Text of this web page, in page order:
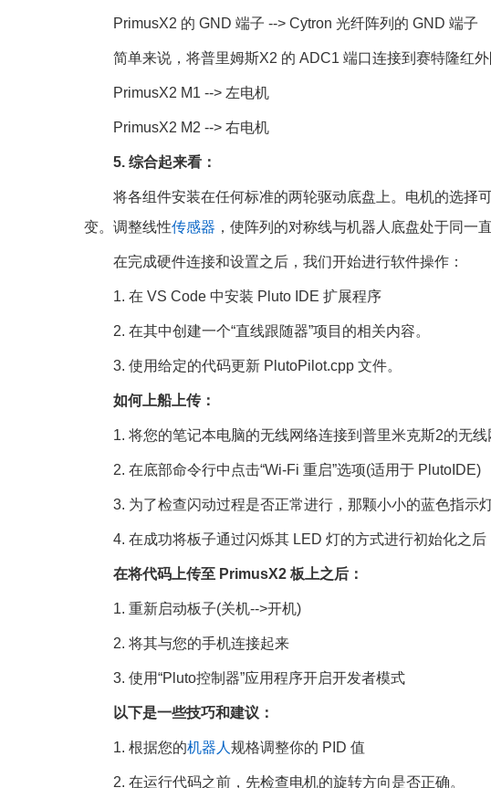
PrimusX2 的 GND 端子 --> Cytron 光纤阵列的 GND 端子
简单来说，将普里姆斯X2 的 ADC1 端口连接到赛特隆红外
PrimusX2 M1 --> 左电机
PrimusX2 M2 --> 右电机
5. 综合起来看：
将各组件安装在任何标准的两轮驱动底盘上。电机的选择
变。调整线性传感器 ，使阵列的对称线与机器人底盘处于同一直
在完成硬件连接和设置之后，我们开始进行软件操作：
1. 在 VS Code 中安装 Pluto IDE 扩展程序
2. 在其中创建一个“直线跟随器”项目的相关内容。
3. 使用给定的代码更新 PlutoPilot.cpp 文件。
如何上船上传：
1. 将您的笔记本电脑的无线网络连接到普里米克斯2的无线
2. 在底部命令行中点击“Wi-Fi 重启”选项(适用于 PlutoIDE)
3. 为了检查闪动过程是否正常进行，那颗小小的蓝色指示
4. 在成功将板子通过闪烁其 LED 灯的方式进行初始化之后
在将代码上传至 PrimusX2 板上之后：
1. 重新启动板子(关机-->开机)
2. 将其与您的手机连接起来
3. 使用“Pluto控制器”应用程序开启开发者模式
以下是一些技巧和建议：
1. 根据您的机器人 规格调整你的 PID 值
2. 在运行代码之前，先检查电机的旋转方向是否正确。